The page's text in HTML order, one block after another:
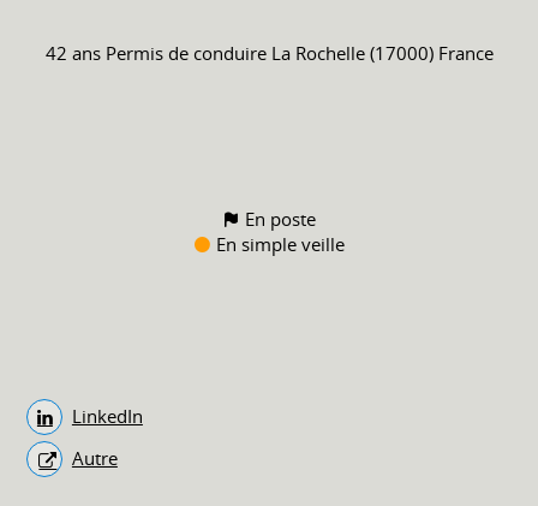
42 ans Permis de conduire La Rochelle (17000) France
En poste
En simple veille
LinkedIn
Autre